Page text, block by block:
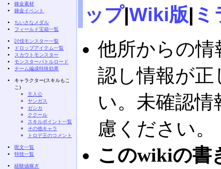
ップ|Wiki版| ミ
他所からの情
認し情報が
い。未確認
慮ください。
このwikiの書
錬金素材
錬金イベント
ちいさなメダル
フィールド宝箱一覧
討伐モンスター一覧
ドロップアイテム一覧
スカウトモンスター
モンスターバトルロード
チーム編成特殊効果
キャラクター(スキルもこ
こ)
主人公
ヤンガス
ゼシカ
ククール
スキルポイント一覧
その他キャラ
トロデ王のコメント
呪文一覧
特技一覧
経験値稼ぎ